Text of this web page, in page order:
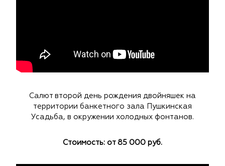
Салют второй день рождения двойняшек на
территории банкетного зала Пушкинская
Усадьба, в окружении холодных фонтанов.
Стоимость: от 85 000 руб.